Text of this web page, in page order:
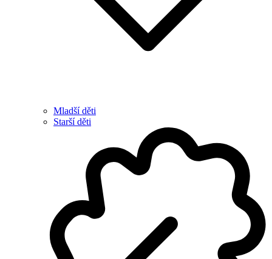
Mladší děti
Starší děti